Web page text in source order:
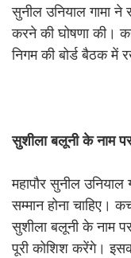
सुनील उनियाल गामा
करने की घोषणा की।
निगम की बोर्ड बैठक में
सुशीलाबलूनीकेनाम
महापौर सुनील उनियाल
सम्मान होना चाहिए।
सुशीला बलूनी के नाम
पूरी कोशिश करेंगे।